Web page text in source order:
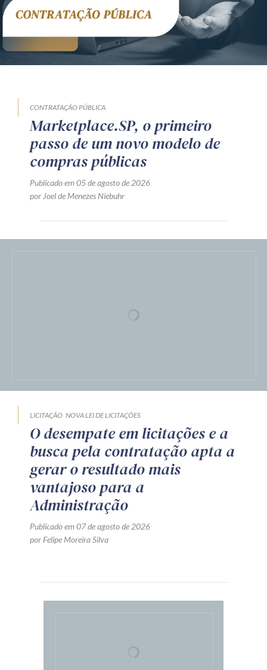
CONTRATAÇÃO PÚBLICA
Marketplace.SP, o primeiro
passo de um novo modelo de
compras públicas
Publicado em 05 de agosto de 2026
por Joel de Menezes Niebuhr
LICITAÇÃO NOVA LEI DE LICITAÇÕES
O desempate em licitações e a
busca pela contratação apta a
gerar o resultado mais
vantajoso para a
Administração
Publicado em 07 de agosto de 2026
por Felipe Moreira Silva